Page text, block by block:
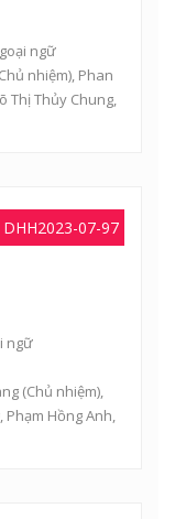
ngữ
nhiệm), Phan
Thị Thủy Chung,
DHH2023-07-97
ngữ
(Chủ nhiệm),
, Phạm Hồng Anh,